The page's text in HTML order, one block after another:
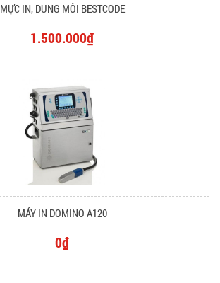
MỰC IN, DUNG MÔI BESTCODE
1.500.000₫
MÁY IN DOMINO A120
0₫